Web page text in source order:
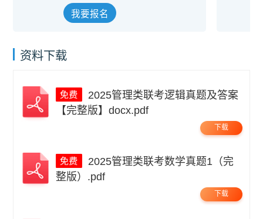
我要报名
资料下载
【完整版】docx.pdf
下载
整版）.pdf
下载